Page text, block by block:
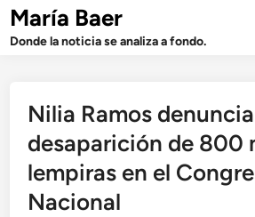
Saltar
contenido
María Baer
Donde la noticia se analiza a fondo.
Nilia Ramos
desaparición de 800
lempiras en el
Nacional